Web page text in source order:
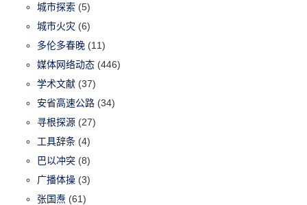
城市探索 (5)
城市火灾 (6)
多伦多春晚 (11)
媒体网络动态 (446)
学术文献 (37)
安省高速公路 (34)
寻根探源 (27)
工具辞条 (4)
巴以冲突 (8)
广播体操 (3)
张国焘 (61)